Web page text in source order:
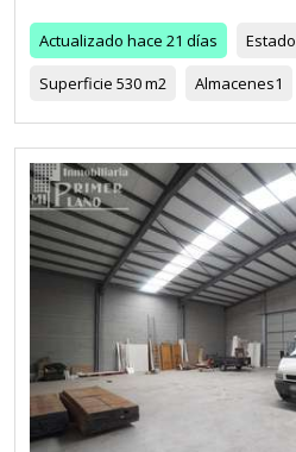
Actualizado hace 21 días Estado
Superficie 530 m2 Almacenes1